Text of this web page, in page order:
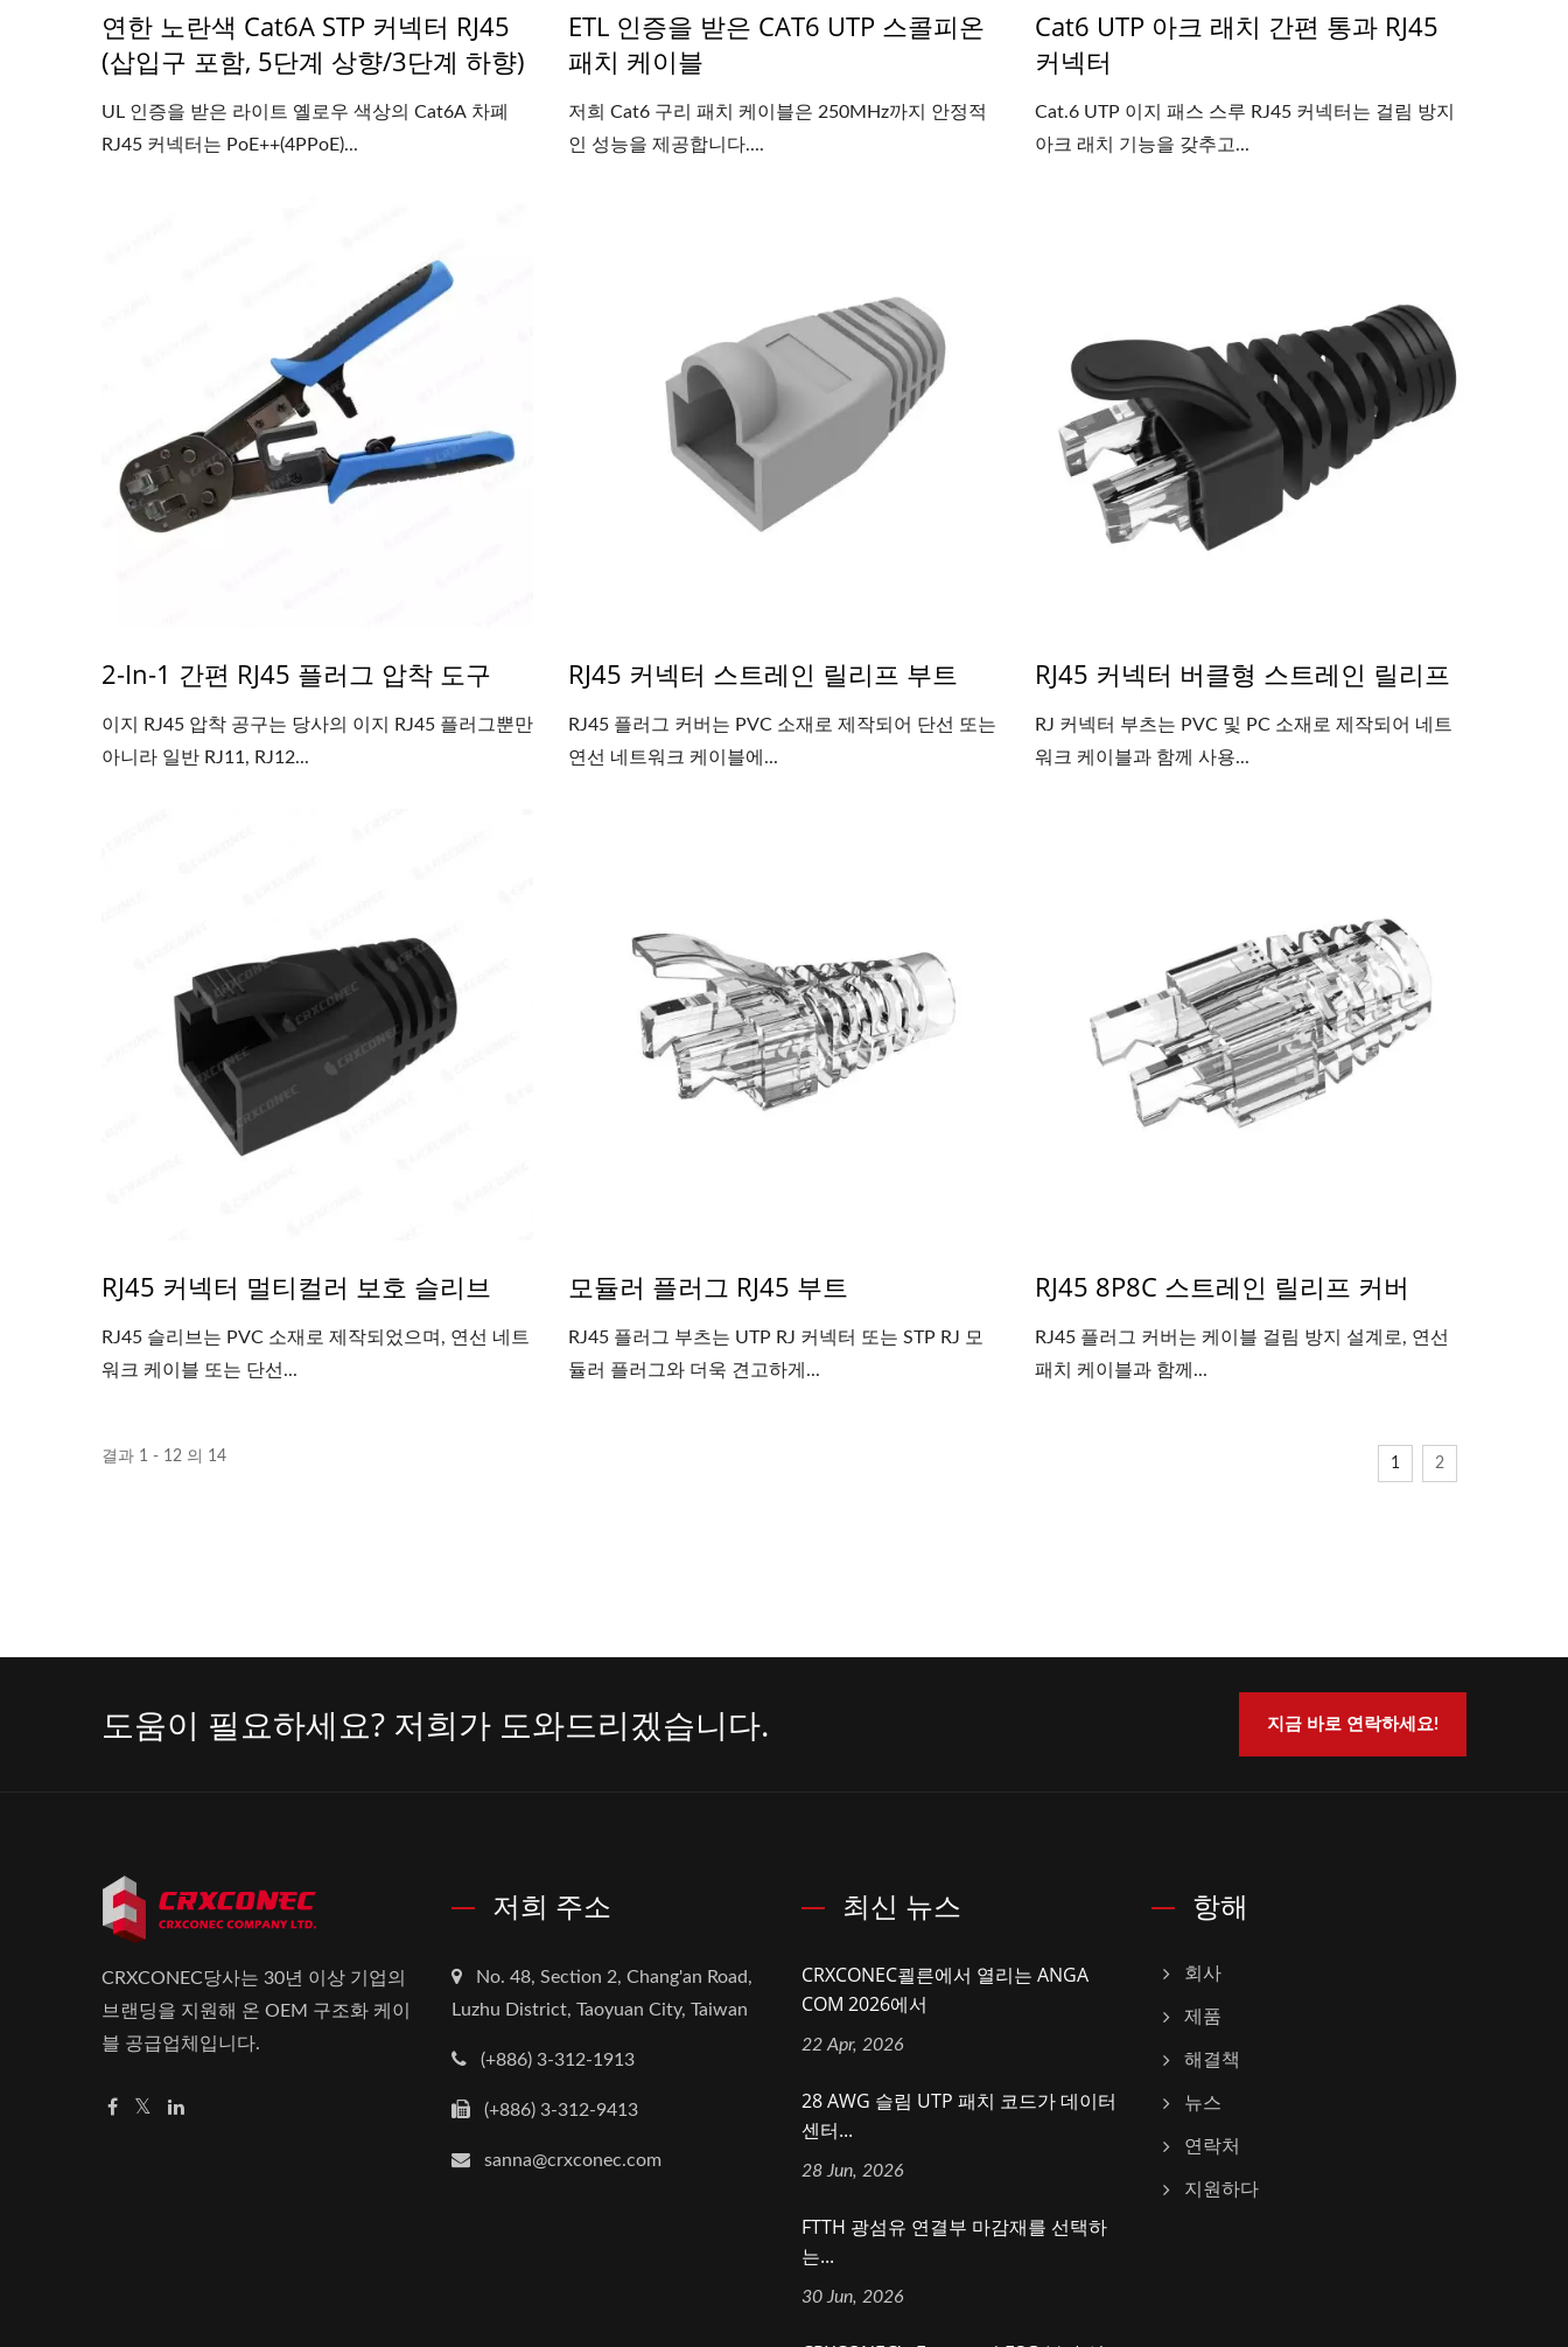
연한 노란색 Cat6A STP 커넥터 RJ45
(삽입구 포함, 5단계 상향/3단계 하향)
UL 인증을 받은 라이트 옐로우 색상의 Cat6A 차폐
RJ45 커넥터는 PoE++(4PPoE)...
ETL 인증을 받은 CAT6 UTP 스콜피온
패치 케이블
저희 Cat6 구리 패치 케이블은 250MHz까지 안정적
인 성능을 제공합니다....
Cat6 UTP 아크 래치 간편 통과 RJ45
커넥터
Cat.6 UTP 이지 패스 스루 RJ45 커넥터는 걸림 방지
아크 래치 기능을 갖추고...
2-In-1 간편 RJ45 플러그 압착 도구
이지 RJ45 압착 공구는 당사의 이지 RJ45 플러그뿐만
아니라 일반 RJ11, RJ12...
RJ45 커넥터 스트레인 릴리프 부트
RJ45 플러그 커버는 PVC 소재로 제작되어 단선 또는
연선 네트워크 케이블에...
RJ45 커넥터 버클형 스트레인 릴리프
RJ 커넥터 부츠는 PVC 및 PC 소재로 제작되어 네트
워크 케이블과 함께 사용...
RJ45 커넥터 멀티컬러 보호 슬리브
RJ45 슬리브는 PVC 소재로 제작되었으며, 연선 네트
워크 케이블 또는 단선...
모듈러 플러그 RJ45 부트
RJ45 플러그 부츠는 UTP RJ 커넥터 또는 STP RJ 모
듈러 플러그와 더욱 견고하게...
RJ45 8P8C 스트레인 릴리프 커버
RJ45 플러그 커버는 케이블 걸림 방지 설계로, 연선
패치 케이블과 함께...
결과 1 - 12 의 14 1 2
도움이 필요하세요? 저희가 도와드리겠습니다. 지금 바로 연락하세요!
CRXCONEC당사는 30년 이상 기업의
브랜딩을 지원해 온 OEM 구조화 케이
블 공급업체입니다.
저희 주소
No. 48, Section 2, Chang'an Road,
Luzhu District, Taoyuan City, Taiwan
(+886) 3-312-1913
(+886) 3-312-9413
sanna@crxconec.com
최신 뉴스
CRXCONEC쾰른에서 열리는 ANGA
COM 2026에서
22 Apr, 2026
28 AWG 슬림 UTP 패치 코드가 데이터
센터...
28 Jun, 2026
FTTH 광섬유 연결부 마감재를 선택하
는...
30 Jun, 2026
항해
회사
제품
해결책
뉴스
연락처
지원하다